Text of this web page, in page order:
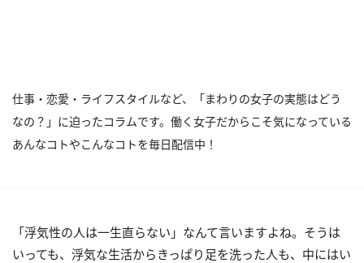
仕事・恋愛・ライフスタイルなど、「まわりの女子の実態はどう
なの？」に迫ったコラムです。働く女子だからこそ気になっている
あんなコトやこんなコトを毎日配信中！
「浮気性の人は一生直らない」なんて言いますよね。そうは
いっても、浮気な生活からきっぱり足を洗った人も、中にはい